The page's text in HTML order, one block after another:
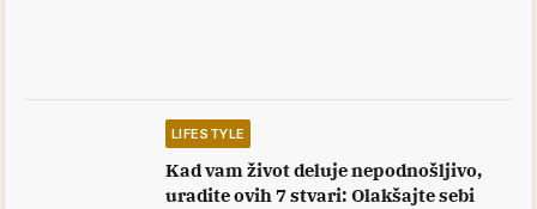
LIFESTYLE
Kad vam život deluje nepodnošljivo,
uradite ovih 7 stvari: Olakšajte sebi